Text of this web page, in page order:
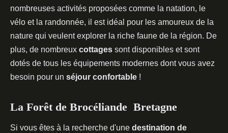
nombreuses activités proposées comme la natation, le
vélo et la randonnée, il est idéal pour les amoureux de la
nature qui veulent explorer la riche faune de la région. De
plus, de nombreux cottages sont disponibles et sont
dotés de tous les équipements modernes dont vous avez
besoin pour un séjour confortable !
La Forêt de Brocéliande Bretagne
Si vous êtes à la recherche d'une destination de